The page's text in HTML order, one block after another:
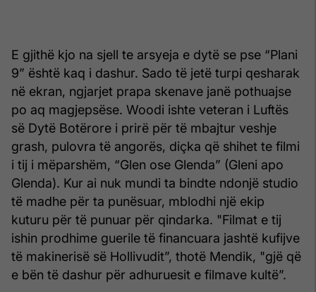
E gjithë kjo na sjell te arsyeja e dytë se pse “Plani
9” është kaq i dashur. Sado të jetë turpi qesharak
në ekran, ngjarjet prapa skenave janë pothuajse
po aq magjepsëse. Woodi ishte veteran i Luftës
së Dytë Botërore i prirë për të mbajtur veshje
grash, pulovra të angorës, diçka që shihet te filmi
i tij i mëparshëm, “Glen ose Glenda” (Gleni apo
Glenda). Kur ai nuk mundi ta bindte ndonjë studio
të madhe për ta punësuar, mblodhi një ekip
kuturu për të punuar për qindarka. "Filmat e tij
ishin prodhime guerile të financuara jashtë kufijve
të makinerisë së Hollivudit”, thotë Mendik, "gjë që
e bën të dashur për adhuruesit e filmave kultë”.